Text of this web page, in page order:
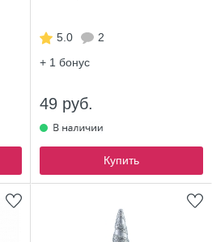
5.0
2
+ 1 бонус
49 руб.
Купить